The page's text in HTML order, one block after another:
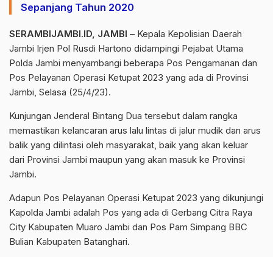
Sepanjang Tahun 2020
SERAMBIJAMBI.ID, JAMBI – Kepala Kepolisian Daerah
Jambi Irjen Pol Rusdi Hartono didampingi Pejabat Utama
Polda Jambi menyambangi beberapa Pos Pengamanan dan
Pos Pelayanan Operasi Ketupat 2023 yang ada di Provinsi
Jambi, Selasa (25/4/23).
Kunjungan Jenderal Bintang Dua tersebut dalam rangka
memastikan kelancaran arus lalu lintas di jalur mudik dan arus
balik yang dilintasi oleh masyarakat, baik yang akan keluar
dari Provinsi Jambi maupun yang akan masuk ke Provinsi
Jambi.
Adapun Pos Pelayanan Operasi Ketupat 2023 yang dikunjungi
Kapolda Jambi adalah Pos yang ada di Gerbang Citra Raya
City Kabupaten Muaro Jambi dan Pos Pam Simpang BBC
Bulian Kabupaten Batanghari.